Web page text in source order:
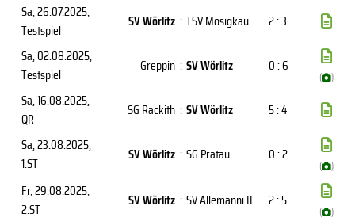
Sa, 26.07.2025,
Testspiel
SV Wörlitz : TSV Mosigkau
2 : 3
Sa, 02.08.2025,
Testspiel
Greppin : SV Wörlitz 0 : 6
( )
Sa, 16.08.2025,
QR
SG Rackith : SV Wörlitz
5 : 4
Sa, 23.08.2025,
1.ST
SV Wörlitz : SG Pratau 0 : 2
( )
Fr, 29.08.2025,
2.ST
SV Wörlitz : SV Allemanni II 2 : 5
( )